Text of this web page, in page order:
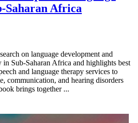
Saharan Africa
on language development and
Sub-Saharan Africa and highlights best
and language therapy services to
communication, and hearing disorders
brings together ...